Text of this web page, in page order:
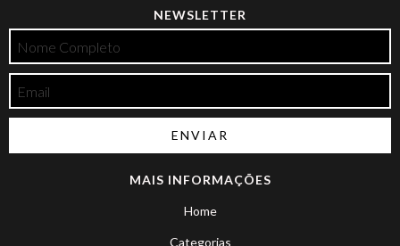
NEWSLETTER
MAIS INFORMAÇÕES
Home
Categorias